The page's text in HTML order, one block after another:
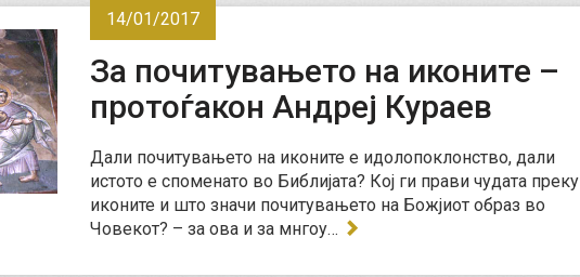
14/01/2017
За почитувањето на иконите –
протоѓакон Андреј Кураев
Дали почитувањето на иконите е идолопоклонство, дали
истото е споменато во Библијата? Кој ги прави чудата преку
иконите и што значи почитувањето на Божјиот образ во
Човекот? – за ова и за мнгоу…